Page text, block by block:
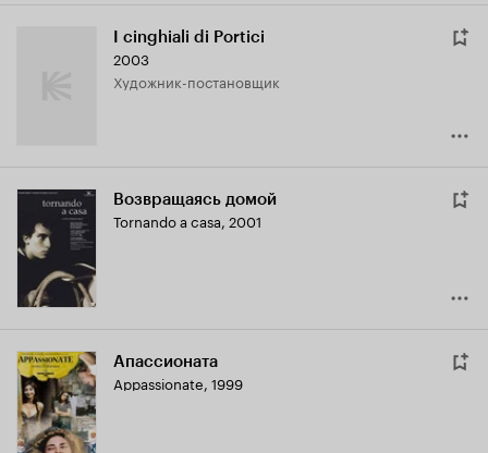
I cinghiali di Portici
2003
Художник-постановщик
Возвращаясь домой
Tornando a casa, 2001
Апассионата
Appassionate, 1999